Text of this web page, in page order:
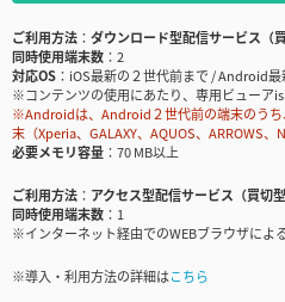
ご利用方法
ダウンロード型配信サービス（買
同時使用端末数
2
対応OS
iOS最新の２世代前まで / Android
※コンテンツの使用にあたり、専用ビューア
※Androidは、Android２世代前の端末のうち
末（Xperia、GALAXY、AQUOS、ARROWS
必要メモリ容量
70 MB以上
ご利用方法
アクセス型配信サービス（買切型
同時使用端末数
1
※インターネット経由でのWEBブラウザによ
※導入・利用方法の詳細はこちら